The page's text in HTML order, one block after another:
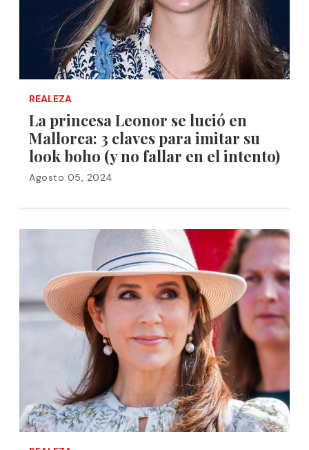
REALEZA
La princesa Leonor se lució en
Mallorca: 3 claves para imitar su
look boho (y no fallar en el intento)
Agosto 05, 2024